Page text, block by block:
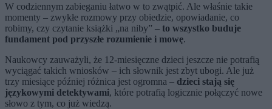
W codziennym zabieganiu łatwo w to zwątpić. Ale właśnie takie
momenty – zwykłe rozmowy przy obiedzie, opowiadanie, co
robimy, czy czytanie książki „na niby” – to wszystko buduje
fundament pod przyszłe rozumienie i mowę.
Naukowcy zauważyli, że 12-miesięczne dzieci jeszcze nie potrafią
wyciągać takich wniosków – ich słownik jest zbyt ubogi. Ale już
trzy miesiące później różnica jest ogromna – dzieci stają się
językowymi detektywami, które potrafią logicznie połączyć nowe
słowo z tym, co już wiedzą.